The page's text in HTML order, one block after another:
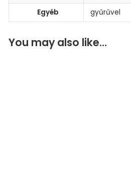
Egyéb
gyűrűvel
You may also like…